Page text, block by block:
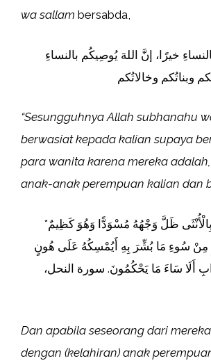
wa sallam bersabda,
خيرًا، إنَّ اللهَ يُوصِيكُم بالنساءِ
وبناتُكم وخالاتُكم
“Sesungguhnya Allah subhanahu
berwasiat kepada kalian supaya
para wanita karena mereka
anak-anak perempuan kalian dan
ظَلَّ وَجْهُهُ مُسْوَدًّا وَهُوَ كَظِيمٌ*
مِنْ سُوءِ مَا بُشِّرَ بِهِ أَيُمْسِكُهُ عَلَى هُونٍ
أَلَا سَاءَ مَا يَحْكُمُونَ. سورة النحل،
Dan apabila seseorang dari
dengan (kelahiran) anak